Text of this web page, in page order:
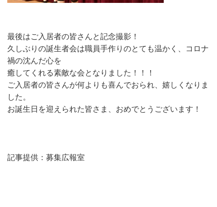
最後はご入居者の皆さんと記念撮影！
久しぶりの誕生者会は職員手作りのとても温かく、コロナ
禍の沈んだ心を
癒してくれる素敵な会となりました！！！
ご入居者の皆さんが何よりも喜んでおられ、嬉しくなりま
した。
お誕生日を迎えられた皆さま、おめでとうございます！
記事提供：募集広報室